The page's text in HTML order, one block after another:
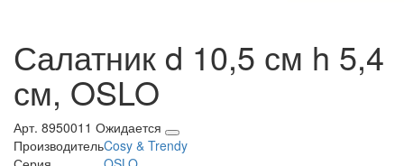
Салатник d 10,5 см h 5,4
см, OSLO
Арт. 8950011 Ожидается
ПроизводительCosy & Trendy